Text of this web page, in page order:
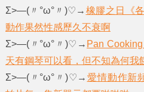
Σ>―(〃°ω°〃)♡→ 橡膠之日《
動作果然性感歷久不衰啊
Σ>―(〃°ω°〃)♡→ Pan
天有鋼琴可以看，但不知為何我
Σ>―(〃°ω°〃)♡→ 愛情動作新